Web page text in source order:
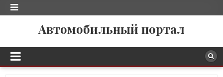
Автомобильный портал